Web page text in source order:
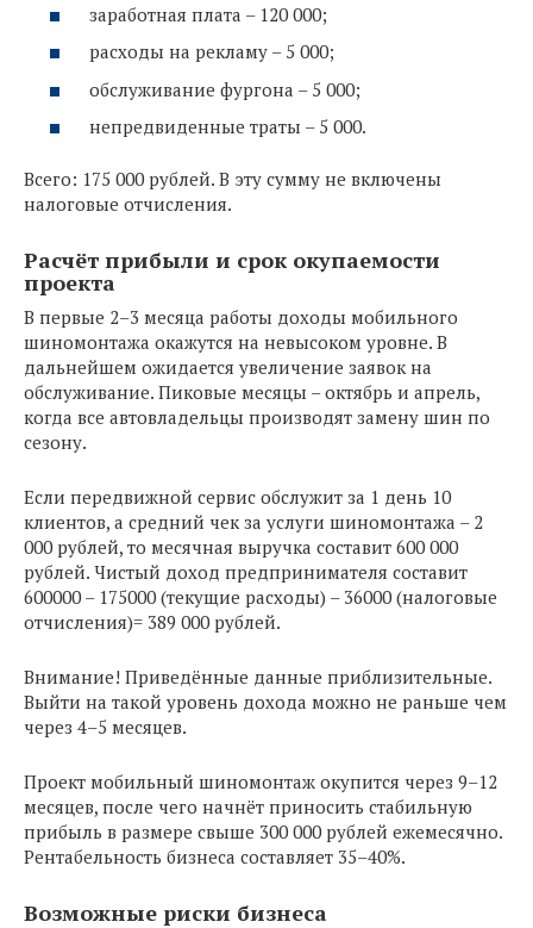
заработная плата – 120 000;
расходы на рекламу – 5 000;
обслуживание фургона – 5 000;
непредвиденные траты – 5 000.
Всего: 175 000 рублей. В эту сумму не включены
налоговые отчисления.
Расчёт прибыли и срок окупаемости
проекта
В первые 2–3 месяца работы доходы мобильного
шиномонтажа окажутся на невысоком уровне. В
дальнейшем ожидается увеличение заявок на
обслуживание. Пиковые месяцы – октябрь и апрель,
когда все автовладельцы производят замену шин по
сезону.
Если передвижной сервис обслужит за 1 день 10
клиентов, а средний чек за услуги шиномонтажа – 2
000 рублей, то месячная выручка составит 600 000
рублей. Чистый доход предпринимателя составит
600000 – 175000 (текущие расходы) – 36000 (налоговые
отчисления)= 389 000 рублей.
Внимание! Приведённые данные приблизительные.
Выйти на такой уровень дохода можно не раньше чем
через 4–5 месяцев.
Проект мобильный шиномонтаж окупится через 9–12
месяцев, после чего начнёт приносить стабильную
прибыль в размере свыше 300 000 рублей ежемесячно.
Рентабельность бизнеса составляет 35–40%.
Возможные риски бизнеса